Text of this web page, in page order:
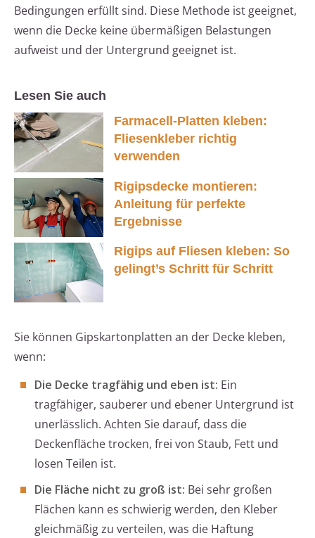
Bedingungen erfüllt sind. Diese Methode ist geeignet,
wenn die Decke keine übermäßigen Belastungen
aufweist und der Untergrund geeignet ist.
Lesen Sie auch
Farmacell-Platten kleben:
Fliesenkleber richtig
verwenden
Rigipsdecke montieren:
Anleitung für perfekte
Ergebnisse
Rigips auf Fliesen kleben: So
gelingt’s Schritt für Schritt
Sie können Gipskartonplatten an der Decke kleben,
wenn:
Die Decke tragfähig und eben ist: Ein
tragfähiger, sauberer und ebener Untergrund ist
unerlässlich. Achten Sie darauf, dass die
Deckenfläche trocken, frei von Staub, Fett und
losen Teilen ist.
Die Fläche nicht zu groß ist: Bei sehr großen
Flächen kann es schwierig werden, den Kleber
gleichmäßig zu verteilen, was die Haftung